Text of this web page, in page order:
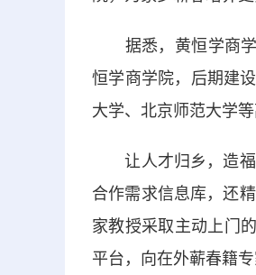
据悉，黄恒学商学
恒学商学院，后期建
大学、北京师范大学
让人才归乡，造福
合作需求信息库，还
家教授采取主动上门
平台，向在外蕲春籍